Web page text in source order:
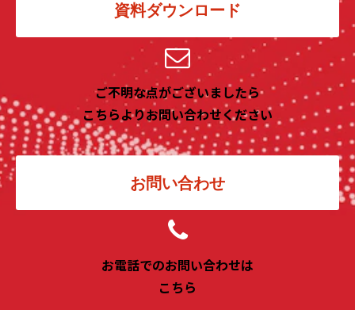
資料ダウンロード
ご不明な点がございましたら
こちらよりお問い合わせください
お問い合わせ
お電話でのお問い合わせは
こちら